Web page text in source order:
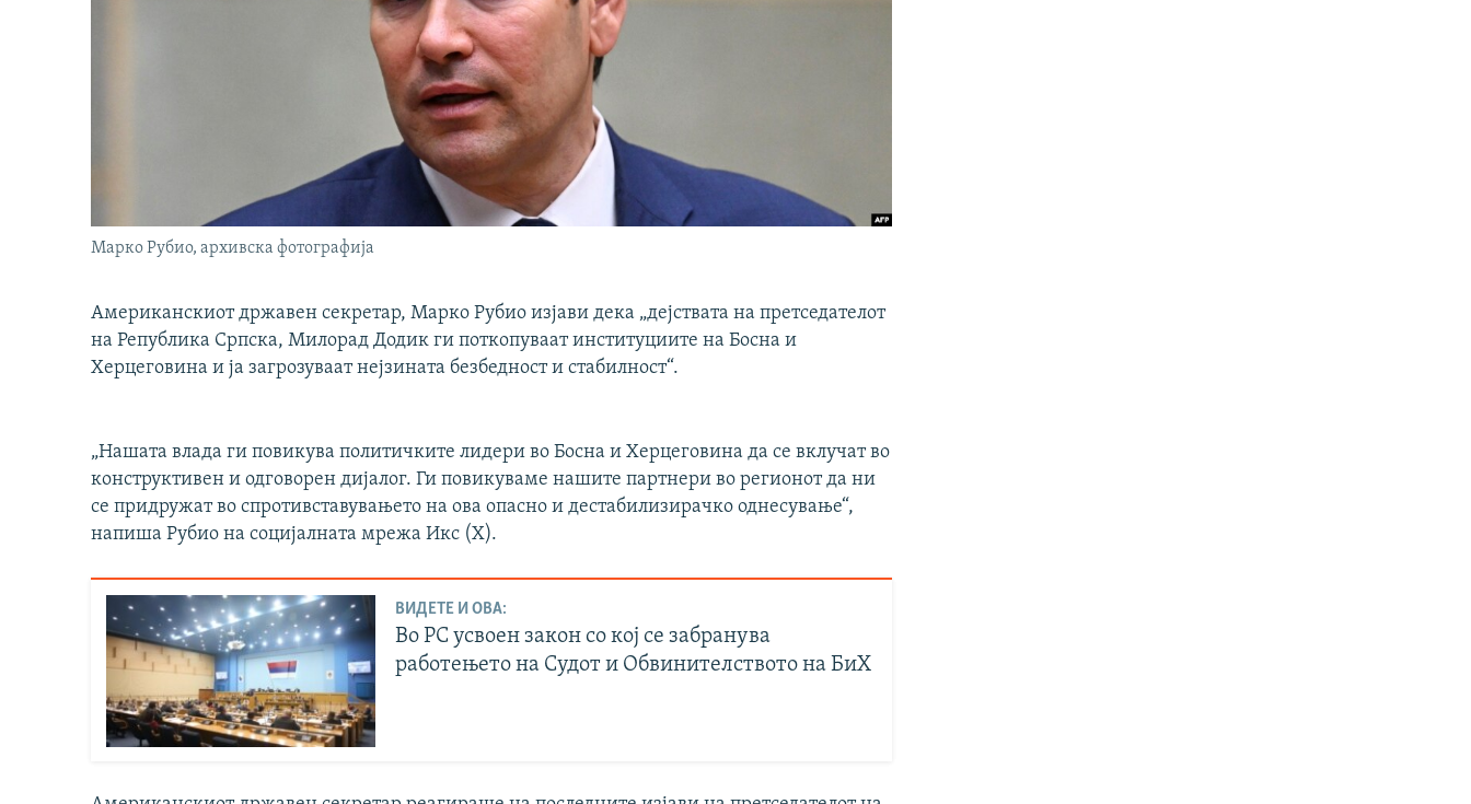
Марко Рубио, архивска фотографија
Американскиот државен секретар, Марко Рубио изјави дека „дејствата на претседателот
на Република Српска, Милорад Додик ги поткопуваат институциите на Босна и
Херцеговина и ја загрозуваат нејзината безбедност и стабилност“.
„Нашата влада ги повикува политичките лидери во Босна и Херцеговина да се вклучат во
конструктивен и одговорен дијалог. Ги повикуваме нашите партнери во регионот да ни
се придружат во спротивставувањето на ова опасно и дестабилизирачко однесување“,
напиша Рубио на социјалната мрежа Икс (X).
ВИДЕТЕ И ОВА:
Во РС усвоен закон со кој се забранува
работењето на Судот и Обвинителството на БиХ